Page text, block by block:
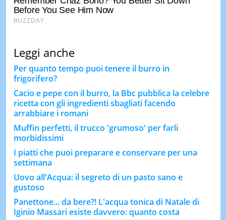
Leggi anche
Per quanto tempo puoi tenere il burro in
frigorifero?
Cacio e pepe con il burro, la Bbc pubblica la celebre
ricetta con gli ingredienti sbagliati facendo
arrabbiare i romani
Muffin perfetti, il trucco 'grumoso' per farli
morbidissimi
I piatti che puoi preparare e conservare per una
settimana
Uovo all'Acqua: il segreto di un pasto sano e
gustoso
Panettone... da bere?! L'acqua tonica di Natale di
Iginio Massari esiste davvero: quanto costa